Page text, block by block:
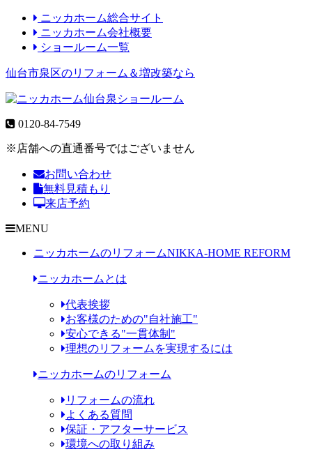
ニッカホーム総合サイト
ニッカホーム会社概要
ショールーム一覧
仙台市泉区のリフォーム＆増改築なら
0120-84-7549
※店舗への直通番号ではございません
お問い合わせ
無料見積もり
来店予約
MENU
ニッカホームのリフォームNIKKA-HOME REFORM
ニッカホームとは
代表挨拶
お客様のための"自社施工"
安心できる"一貫体制"
理想のリフォームを実現するには
ニッカホームのリフォーム
リフォームの流れ
よくある質問
保証・アフターサービス
環境への取り組み